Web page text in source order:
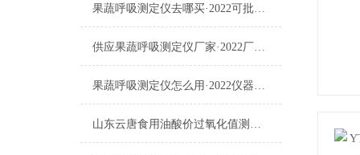
果蔬呼吸测定仪去哪买·2022可批发厂家·果蔬呼吸测定仪去哪买
供应果蔬呼吸测定仪厂家·2022厂家排行推荐·云唐供应果蔬呼吸测定仪
果蔬呼吸测定仪怎么用·2022仪器操作介绍·果蔬呼吸测定仪怎么用
山东云唐食用油酸价过氧化值测定仪震撼来袭！欢迎新老客户咨询！